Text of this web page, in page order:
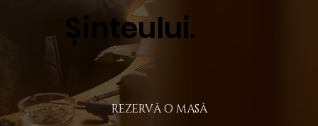
Șinteului.
REZERVĂ O MASĂ